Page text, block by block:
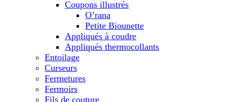
Coupons illustrés
O’rana
Petite Biounette
Appliqués à coudre
Appliqués thermocollants
Entoilage
Curseurs
Fermetures
Fermoirs
Fils de couture